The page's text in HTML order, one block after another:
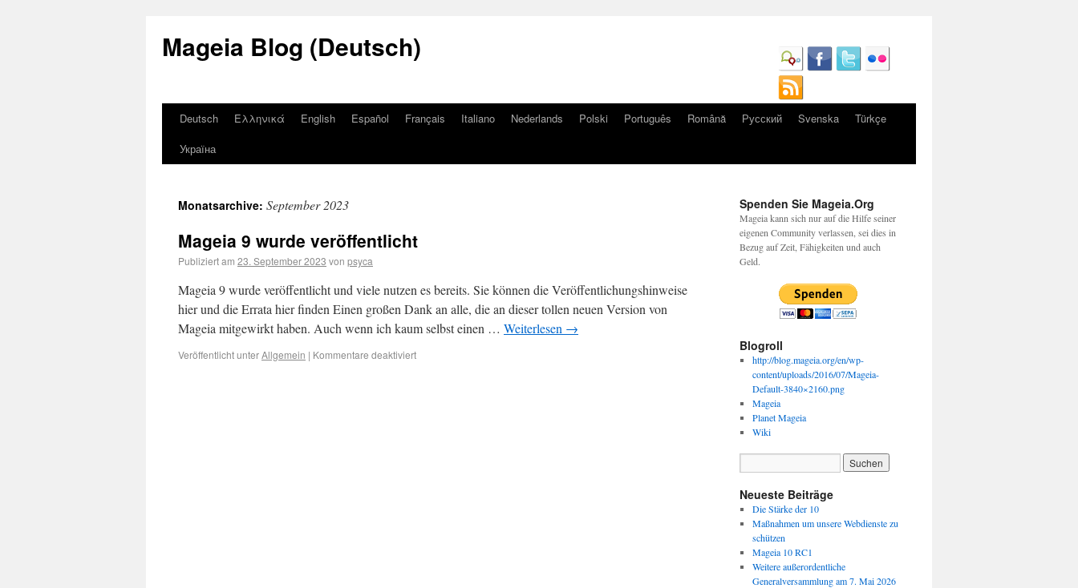
Mageia Blog (Deutsch)
Deutsch Ελληνικά English Español Français Italiano Nederlands Polski Português Română Русский Svenska
Türkçe
Україна
Monatsarchive: September 2023
Mageia 9 wurde veröffentlicht
Publiziert am 23. September 2023 von psyca
Mageia 9 wurde veröffentlicht und viele nutzen es bereits. Sie können die Veröffentlichungshinweise
hier und die Errata hier finden Einen großen Dank an alle, die an dieser tollen neuen Version von
Mageia mitgewirkt haben. Auch wenn ich kaum selbst einen … Weiterlesen →
Veröffentlicht unterAllgemein | Kommentare deaktiviert
Spenden Sie Mageia.Org
Mageia kann sich nur auf die Hilfe seiner
eigenen Community verlassen, sei dies in
Bezug auf Zeit, Fähigkeiten und auch
Geld.
Blogroll
http://blog.mageia.org/en/wp-
content/uploads/2016/07/Mageia-
Default-3840×2160.png
Mageia
Planet Mageia
Wiki
Neueste Beiträge
Die Stärke der 10
Maßnahmen um unsere Webdienste zu
schützen
Mageia 10 RC1
Weitere außerordentliche
Generalversammlung am 7. Mai 2026